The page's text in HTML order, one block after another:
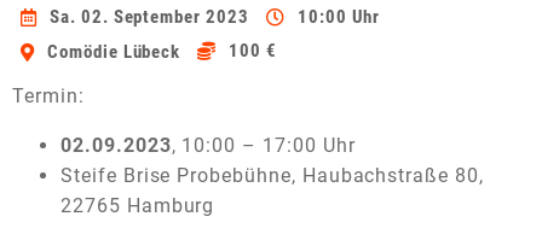
Sa. 02. September 2023
10:00 Uhr
Comödie Lübeck
100 €
Termin:
02.09.2023, 10:00 – 17:00 Uhr
Steife Brise Probebühne, Haubachstraße 80,
22765 Hamburg